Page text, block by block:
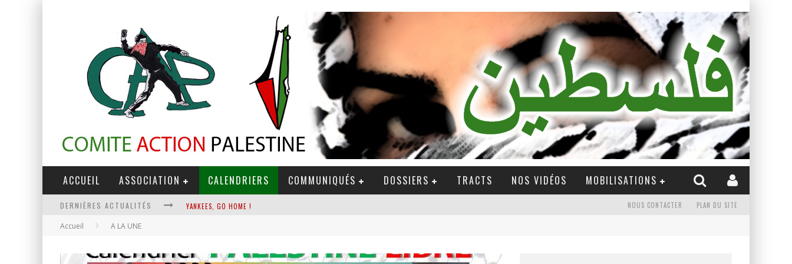
ACCUEIL ASSOCIATION CALENDRIERS COMMUNIQUÉS DOSSIERS TRACTS NOS VIDÉOS MOBILISATIONS
DERNIÈRES ACTUALITÉS
YANKEES, GO HOME !
NOUS CONTACTER PLAN DU SITE
Accueil A LA UNE